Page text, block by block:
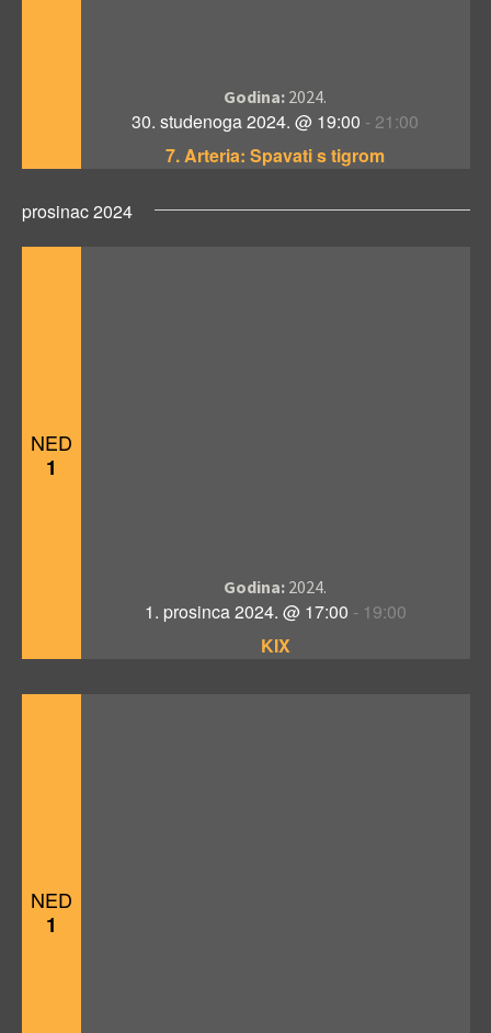
7. Arteria: Spavati s tigrom
Godina: 2024.
30. studenoga 2024. @ 19:00 - 21:00
prosinac 2024
NED
1
KIX
Godina: 2024.
1. prosinca 2024. @ 17:00 - 19:00
NED
1